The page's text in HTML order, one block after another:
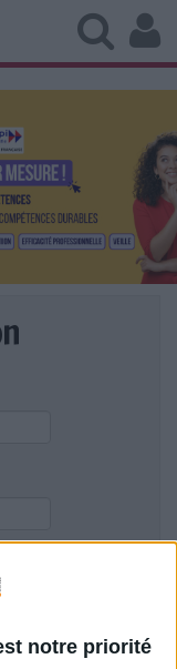
notre priorité